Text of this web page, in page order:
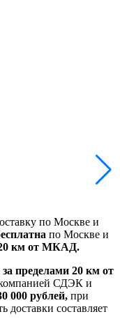
по Москве и
по Москве и
км от МКАД.
за пределами 20 км от
компанией СДЭК и
000 рублей, при
доставки составляет